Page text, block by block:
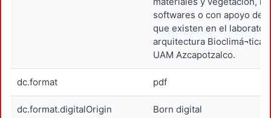
softwares o con apoyo de
que existen en el
arquitectura Bioclimá¬tica
UAM Azcapotzalco.
dc.format pdf
dc.format.digitalOrigin Born digital